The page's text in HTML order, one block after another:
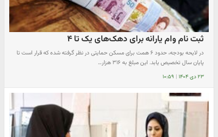
ثبت نام وام یارانه برای دهک‌های یک تا ۴
در لایحه بودجه، حدود ۶ همت برای مسکن حمایتی در نظر گرفته شده که قرار است تا
پایان سال تخصیص یابد. این مبلغ به ۳۱۶ هزار…
۲۳ دی ۱۴۰۴ | ۱۰:۵۹